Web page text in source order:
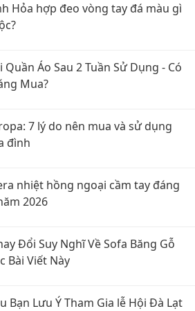
Hỏa hợp đeo vòng tay đá màu gì
Quần Áo Sau 2 Tuần Sử Dụng - Có
Mua?
7 lý do nên mua và sử dụng
đình
nhiệt hồng ngoại cầm tay đáng
2026
Đổi Suy Nghĩ Về Sofa Băng Gỗ
Bài Viết Này
Bạn Lưu Ý Tham Gia lễ Hội Đà Lạt